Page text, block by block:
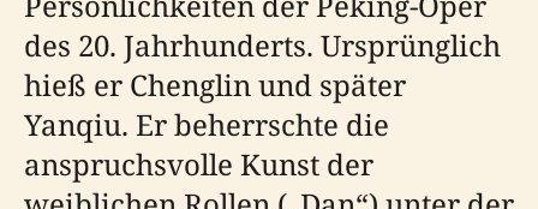
des 20. Jahrhunderts. Ursprünglich
hieß er Chenglin und später
Yanqiu. Er beherrschte die
anspruchsvolle Kunst der